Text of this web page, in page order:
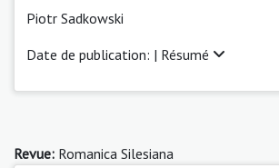
Piotr Sadkowski
Date de publication: | Résumé
Revue: Romanica Silesiana